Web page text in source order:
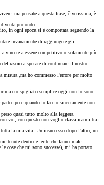
ma pensate a questa frase, è verissima, è
profondo.
in ogni epoca si è comportata seguendo la
invanamente di raggiungere gli
vincere a essere competitivo o solamente più
rasoio a sperare di continuare il nostro
misura ,ma ho commesso l'errore per molto
ero spigliato semplice oggi non lo sono
e quando lo faccio sinceramente non
quasi tutto molto alla leggera.
voi, con questo non voglio classificarmi tra i
la mia vita. Un insuccesso dopo l'altro, un
tenute dentro e ferite che fanno male.
cose che mi sono successe), mi ha portato